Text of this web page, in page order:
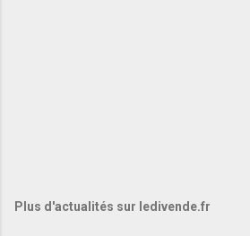
Plus d'actualités sur ledivende.fr